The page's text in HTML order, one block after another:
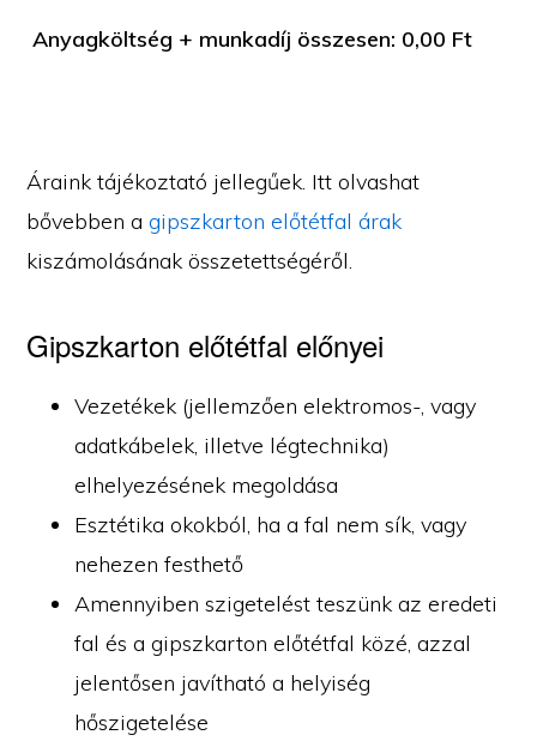
Anyagköltség + munkadíj összesen: 0,00 Ft
Áraink tájékoztató jellegűek. Itt olvashat
bővebben agipszkarton előtétfal árak
kiszámolásának összetettségéről.
Gipszkarton előtétfal előnyei
Vezetékek (jellemzően elektromos-, vagy
adatkábelek, illetve légtechnika)
elhelyezésének megoldása
Esztétika okokból, ha a fal nem sík, vagy
nehezen festhető
Amennyiben szigetelést teszünk az eredeti
fal és a gipszkarton előtétfal közé, azzal
jelentősen javítható a helyiség
hőszigetelése